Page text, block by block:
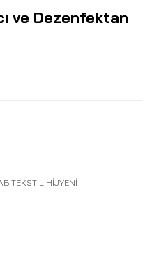
ve Dezenfektan
TEKSTİL HİJYENİ